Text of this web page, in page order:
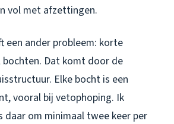
vol met afzettingen.
een ander probleem: korte
Dat komt door de
Elke bocht is een
vooral bij vetophoping. Ik
daar om minimaal twee keer per